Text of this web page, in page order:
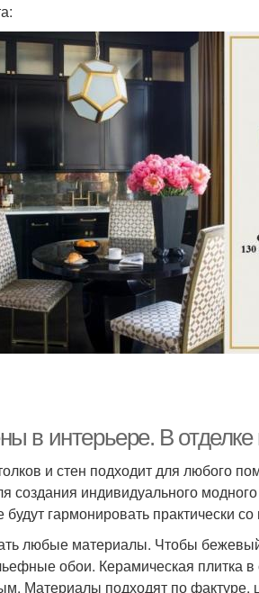
в интерьере. В
и стен подходит для любого
создания индивидуального
будут гармонировать практически
любые материалы. Чтобы
обои. Керамическая плитка
Материалы подходят по фактуре,